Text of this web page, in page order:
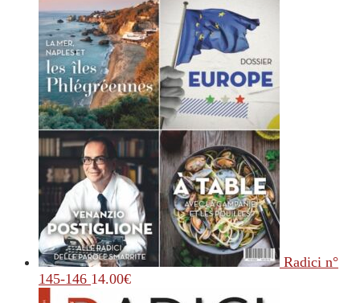
Radici n°
145-146 14.00€